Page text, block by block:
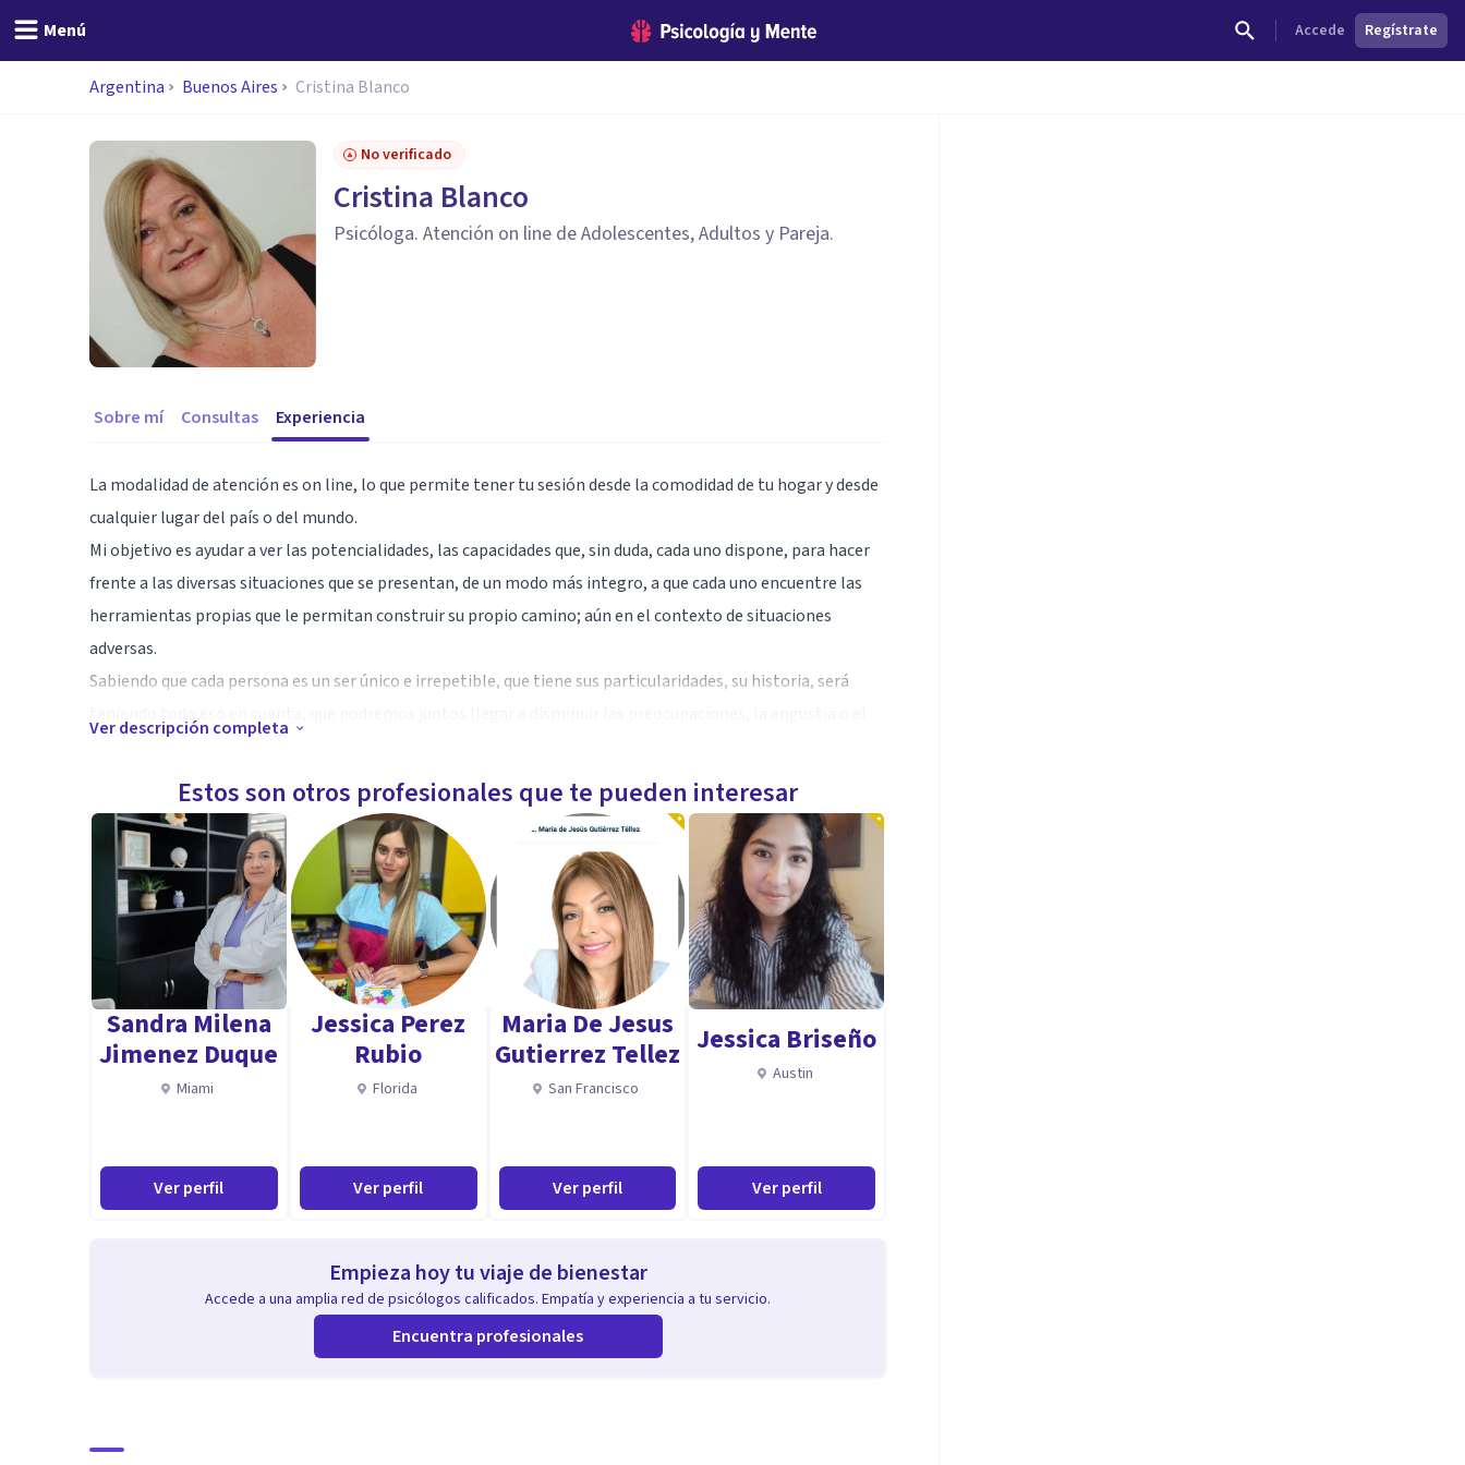
Menú Accede Regístrate
Argentina Buenos Aires Cristina Blanco
No verificado
Cristina Blanco
Psicóloga. Atención on line de Adolescentes, Adultos y Pareja.
Sobre mí Consultas Experiencia
La modalidad de atención es on line, lo que permite tener tu sesión desde la comodidad de tu hogar y desde
cualquier lugar del país o del mundo.
Mi objetivo es ayudar a ver las potencialidades, las capacidades que, sin duda, cada uno dispone, para hacer
frente a las diversas situaciones que se presentan, de un modo más integro, a que cada uno encuentre las
herramientas propias que le permitan construir su propio camino; aún en el contexto de situaciones
adversas.
Sabiendo que cada persona es un ser único e irrepetible, que tiene sus particularidades, su historia, será
Me motiva ayudar desde una perspectiva vincular, pensando que, por ser siempre sujetos de grupo, cuando
hay una dificultad, está se ve reflejada en los vínculos, o parte desde ellos.
Te espero para trabajar en tu bienestar!
Especialidad
Lic. en Psicología.
Diplomatura en Familia y Pareja.
Diplomatura en Salud mental y Problemáticas actuales en las Infancias y Adolescencias.
Diplomatura en estudios de genero, diversidad y subjetividad
Docente Universitaria, Jefa de Trabajo Prácticos de Psicología Evolutiva Adolescencia II en Facultad de
Psicología UBA.
Psicología UBA
Tutora y Jurado de Tesis de Facultad de Psicología UBA
Me dedico a tanto a la tarea asistencial, como docente, tanto en la capacitación de graduados recientes,
como en el dictado de cursos. Además de ser docente en distintas materias y ámbitos de la Facultad de
central: ayudar.
Ver descripción completa
Estos son otros profesionales que te pueden interesar
Sandra Milena
Jimenez Duque
Miami
Ver perfil
Jessica Perez
Rubio
Florida
Ver perfil
Maria De Jesus
Gutierrez Tellez
San Francisco
Ver perfil
Jessica Briseño
Austin
Ver perfil
Empieza hoy tu viaje de bienestar
Accede a una amplia red de psicólogos calificados. Empatía y experiencia a tu servicio.
Encuentra profesionales